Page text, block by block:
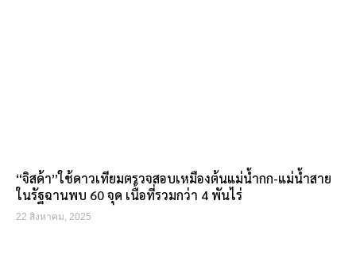
“จิสด้า”ใช้ดาวเทียมตรวจสอบเหมืองต้นแม่น้ำกก-แม่น้ำสาย
ในรัฐฉานพบ 60 จุด เนื้อที่รวมกว่า 4 พันไร่
22 สิงหาคม, 2025